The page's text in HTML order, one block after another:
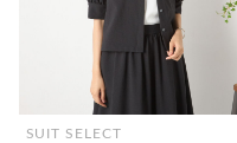
SUIT SELECT